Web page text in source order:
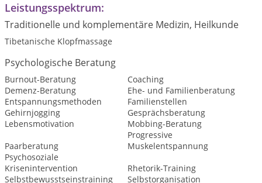
Leistungsspektrum:
Traditionelle und komplementäre Medizin, Heilkunde
Tibetanische Klopfmassage
Psychologische Beratung
Burnout-Beratung
Coaching
Demenz-Beratung
Ehe- und Familienberatung
Entspannungsmethoden
Familienstellen
Gehirnjogging
Gesprächsberatung
Lebensmotivation
Mobbing-Beratung
Paarberatung
Progressive
Muskelentspannung
Psychosoziale
Krisenintervention
Rhetorik-Training
Selbstbewusstseinstraining
Selbstorganisation